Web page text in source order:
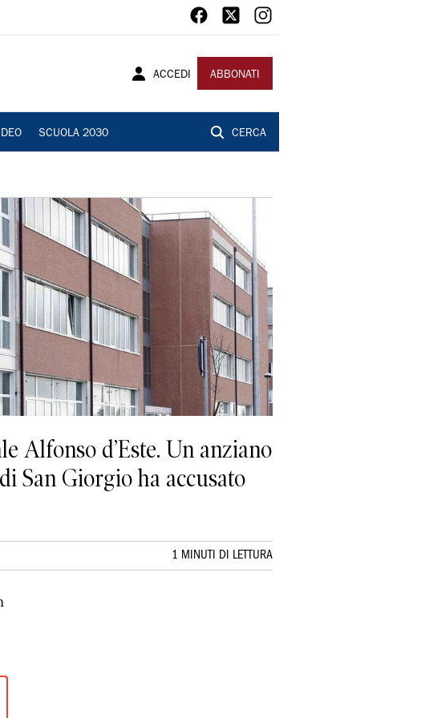
ACCEDI ABBONATI
SCUOLA 2030 CERCA
Alfonso d’Este. Un anziano
San Giorgio ha accusato
1 MINUTI DI LETTURA